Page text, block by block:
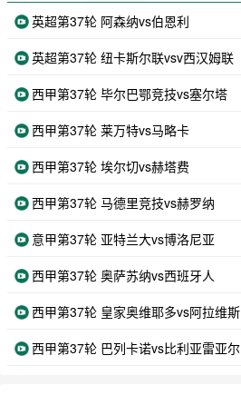
英超第37轮 阿森纳vs伯恩利
英超第37轮 纽卡斯尔联vsv西汉姆联
西甲第37轮 毕尔巴鄂竞技vs塞尔塔
西甲第37轮 莱万特vs马略卡
西甲第37轮 埃尔切vs赫塔费
西甲第37轮 马德里竞技vs赫罗纳
意甲第37轮 亚特兰大vs博洛尼亚
西甲第37轮 奥萨苏纳vs西班牙人
西甲第37轮 皇家奥维耶多vs阿拉维斯
西甲第37轮 巴列卡诺vs比利亚雷亚尔